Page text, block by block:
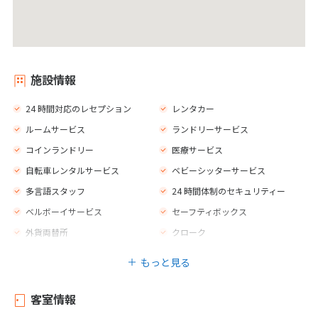
施設情報
24 時間対応のレセプション
レンタカー
ルームサービス
ランドリーサービス
コインランドリー
医療サービス
自転車レンタルサービス
ベビーシッターサービス
多言語スタッフ
24 時間体制のセキュリティー
ベルボーイサービス
セーフティボックス
外貨両替所
クローク
子供用の椅子
もっと見る
客室情報